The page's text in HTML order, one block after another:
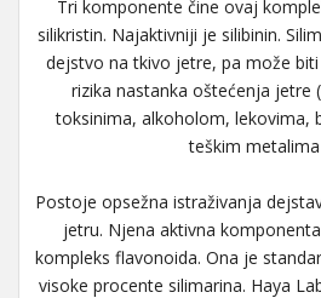
Tri komponente čine ovaj
silikristin. Najaktivniji je silibinin.
dejstvo na tkivo jetre, pa može
rizika nastanka oštećenja jetre
toksinima, alkoholom, lekovima,
teškim metalima
Postoje opsežna istraživanja
jetru. Njena aktivna
kompleks flavonoida. Ona je
visoke procente silimarina. Haya